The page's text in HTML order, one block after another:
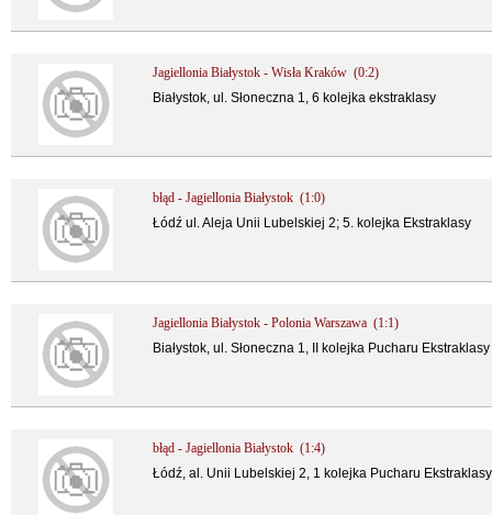
Jagiellonia Białystok - Wisła Kraków (0:2)
Białystok, ul. Słoneczna 1, 6 kolejka ekstraklasy
błąd - Jagiellonia Białystok (1:0)
Łódź ul. Aleja Unii Lubelskiej 2; 5. kolejka Ekstraklasy
Jagiellonia Białystok - Polonia Warszawa (1:1)
Białystok, ul. Słoneczna 1, II kolejka Pucharu Ekstraklasy
błąd - Jagiellonia Białystok (1:4)
Łódź, al. Unii Lubelskiej 2, 1 kolejka Pucharu Ekstraklasy